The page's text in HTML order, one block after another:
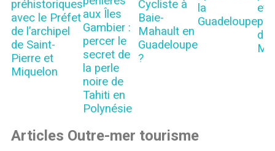
préhistoriques
avec le Préfet
de l’archipel
de Saint-
Pierre et
Miquelon
aux Îles
Gambier :
percer le
secret de
la perle
noire de
Tahiti en
Polynésie
Cycliste à
Baie-
Mahault en
Guadeloupe
?
la
Guadeloupe
et
de
Articles Outre-mer tourisme